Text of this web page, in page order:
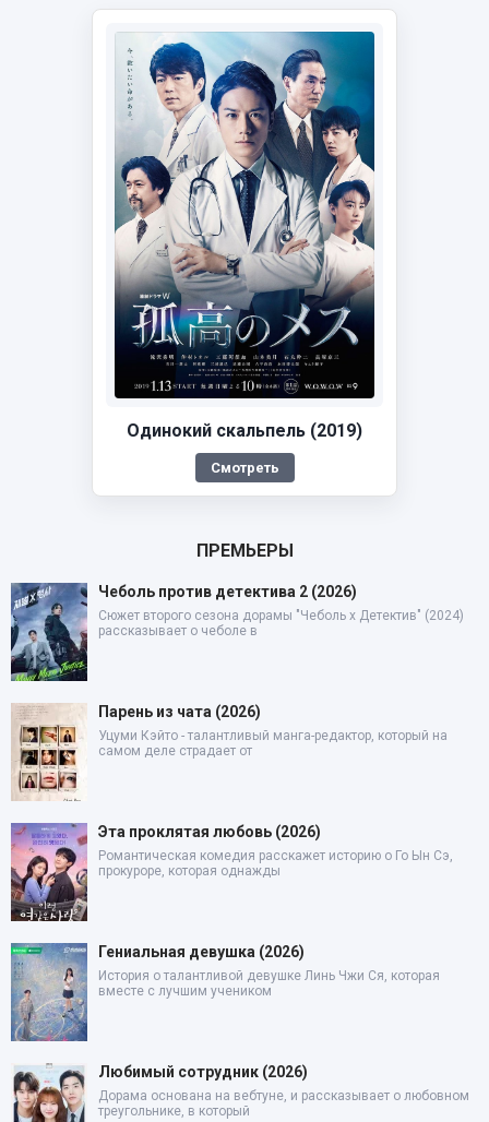
Одинокий скальпель (2019)
Смотреть
ПРЕМЬЕРЫ
Чеболь против детектива 2 (2026)
Сюжет второго сезона дорамы "Чеболь x Детектив" (2024)
рассказывает о чеболе в
Парень из чата (2026)
Уцуми Кэйто - талантливый манга-редактор, который на
самом деле страдает от
Эта проклятая любовь (2026)
Романтическая комедия расскажет историю о Го Ын Сэ,
прокуроре, которая однажды
Гениальная девушка (2026)
История о талантливой девушке Линь Чжи Ся, которая
вместе с лучшим учеником
Любимый сотрудник (2026)
Дорама основана на вебтуне, и рассказывает о любовном
треугольнике, в который